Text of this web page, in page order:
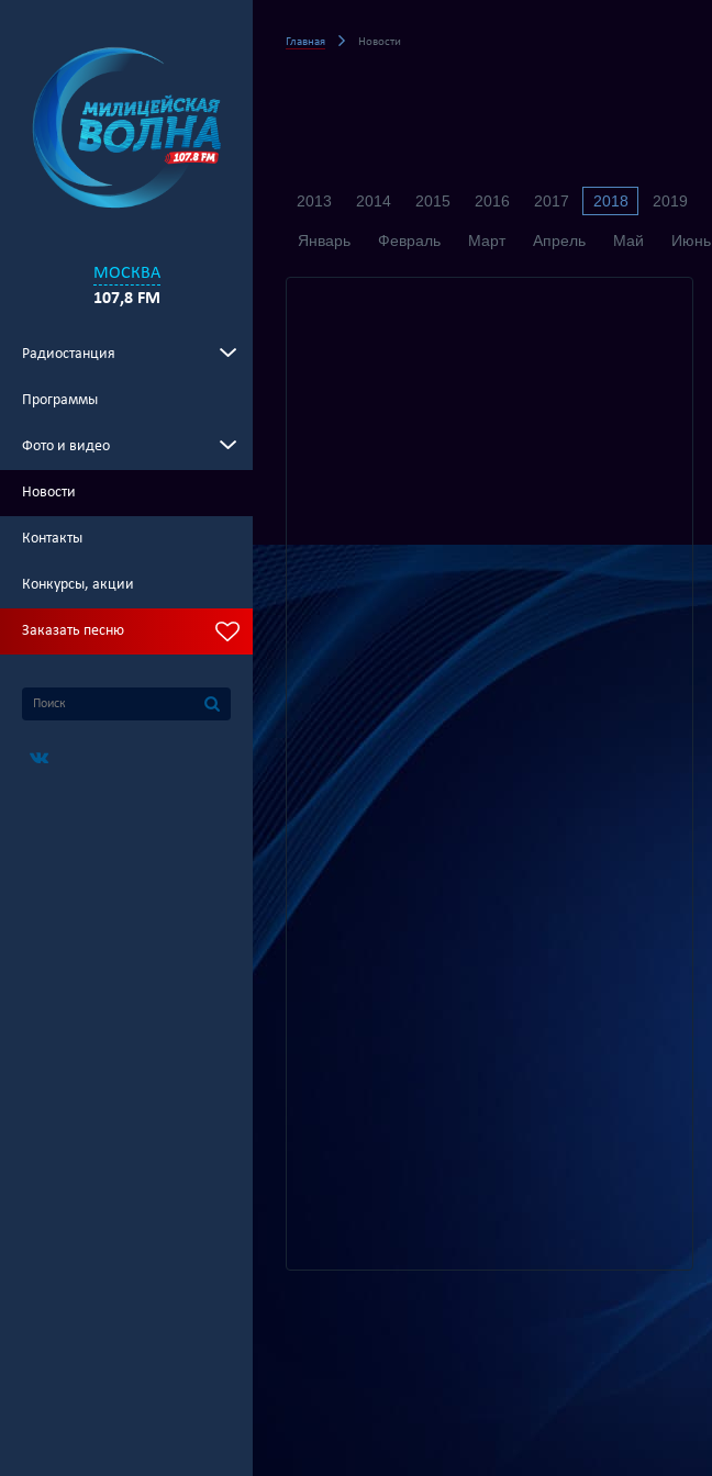
МОСКВА
107,8 FM
Радиостанция
Программы
Фото и видео
Новости
Контакты
Конкурсы, акции
Заказать песню
Главная Новости
2013 2014 2015 2016 2017 2018 2019
Январь Февраль Март Апрель Май Июнь